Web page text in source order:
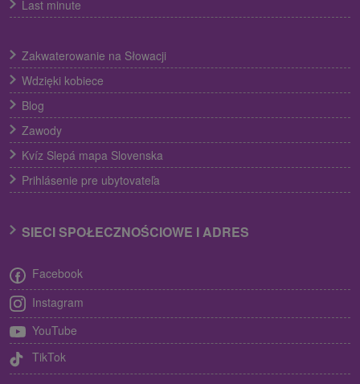
Last minute
Zakwaterowanie na Słowacji
Wdzięki kobiece
Blog
Zawody
Kvíz Slepá mapa Slovenska
Prihlásenie pre ubytovateľa
SIECI SPOŁECZNOŚCIOWE I ADRES
Facebook
Instagram
YouTube
TikTok